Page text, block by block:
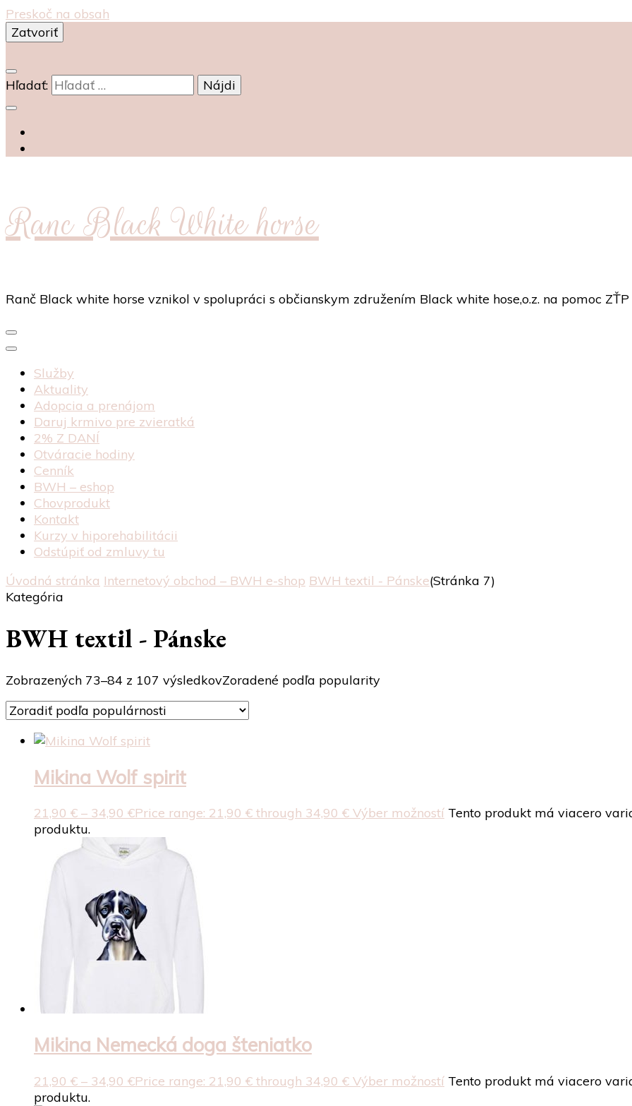
Preskoč na obsah
Zatvoriť
Hľadať:
Ranc Black White horse
Ranč Black white horse vznikol v spolupráci s občianskym združením Black white hose,o.z. na pomoc
Služby
Aktuality
Adopcia a prenájom
Daruj krmivo pre zvieratká
2% Z DANÍ
Otváracie hodiny
Cenník
BWH – eshop
Chovprodukt
Kontakt
Kurzy v hiporehabilitácii
Odstúpiť od zmluvy tu
Úvodná stránka Internetový obchod – BWH e-shop BWH textil - Pánske(Stránka 7)
Kategória
BWH textil - Pánske
Zobrazených 73–84 z 107 výsledkovZoradené podľa popularity
Mikina Wolf spirit
21,90 € – 34,90 €Price range: 21,90 € through 34,90 € Výber možností Tento produkt má viacero
produktu.
Mikina Nemecká doga šteniatko
21,90 € – 34,90 €Price range: 21,90 € through 34,90 € Výber možností Tento produkt má viacero
produktu.